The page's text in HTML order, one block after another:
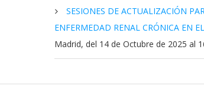
SESIONES DE ACTUALIZACIÓN
ENFERMEDAD RENAL CRÓNICA EN
Madrid, del 14 de Octubre de 2025 al